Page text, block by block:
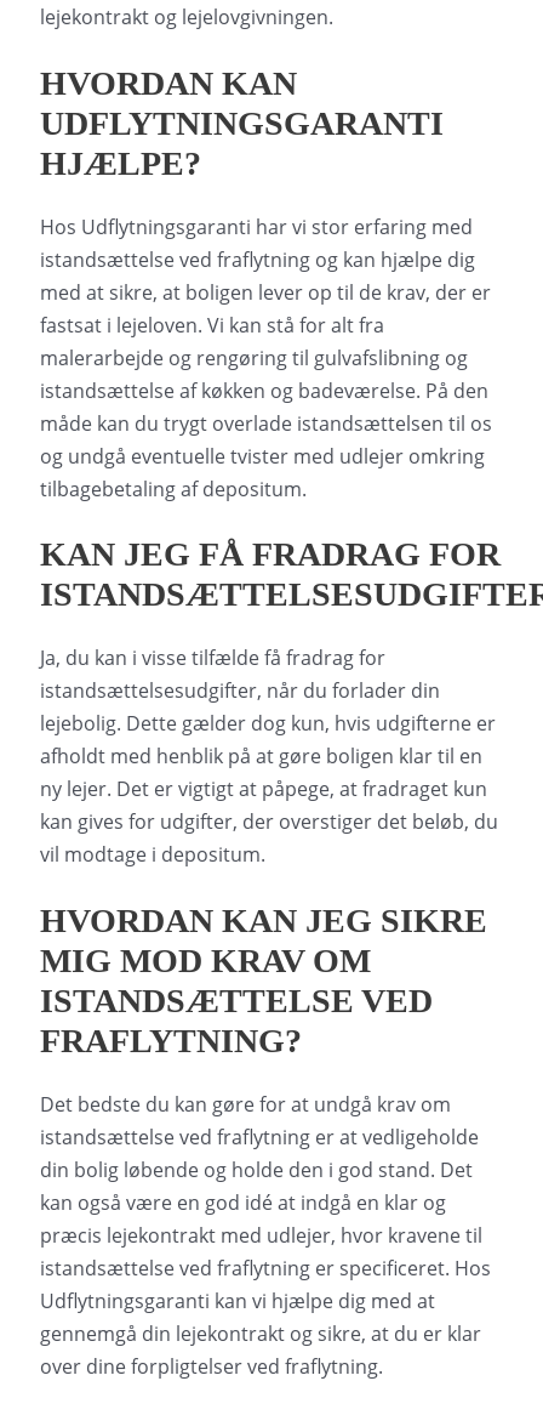
lejekontrakt og lejelovgivningen.
HVORDAN KAN
UDFLYTNINGSGARANTI
HJÆLPE?
Hos Udflytningsgaranti har vi stor erfaring med
istandsættelse ved fraflytning og kan hjælpe dig
med at sikre, at boligen lever op til de krav, der er
fastsat i lejeloven. Vi kan stå for alt fra
malerarbejde og rengøring til gulvafslibning og
istandsættelse af køkken og badeværelse. På den
måde kan du trygt overlade istandsættelsen til os
og undgå eventuelle tvister med udlejer omkring
tilbagebetaling af depositum.
KAN JEG FÅ FRADRAG FOR
Ja, du kan i visse tilfælde få fradrag for
istandsættelsesudgifter, når du forlader din
lejebolig. Dette gælder dog kun, hvis udgifterne er
afholdt med henblik på at gøre boligen klar til en
ny lejer. Det er vigtigt at påpege, at fradraget kun
kan gives for udgifter, der overstiger det beløb, du
vil modtage i depositum.
HVORDAN KAN JEG SIKRE
MIG MOD KRAV OM
ISTANDSÆTTELSE VED
FRAFLYTNING?
Det bedste du kan gøre for at undgå krav om
istandsættelse ved fraflytning er at vedligeholde
din bolig løbende og holde den i god stand. Det
kan også være en god idé at indgå en klar og
præcis lejekontrakt med udlejer, hvor kravene til
istandsættelse ved fraflytning er specificeret. Hos
Udflytningsgaranti kan vi hjælpe dig med at
gennemgå din lejekontrakt og sikre, at du er klar
over dine forpligtelser ved fraflytning.